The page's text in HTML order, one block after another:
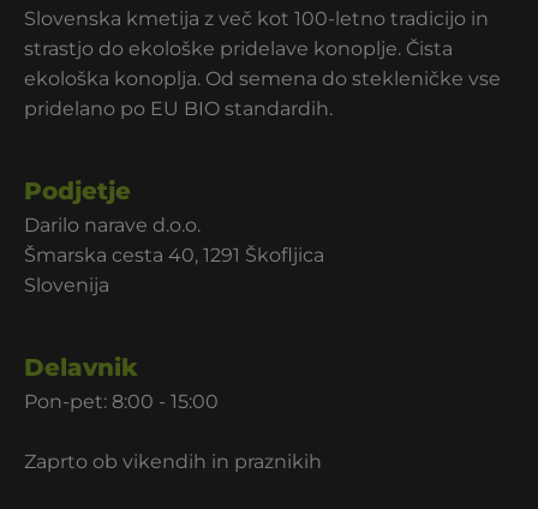
Slovenska kmetija z več kot 100-letno tradicijo in
strastjo do ekološke pridelave konoplje. Čista
ekološka konoplja. Od semena do stekleničke vse
pridelano po EU BIO standardih.
Podjetje
Darilo narave d.o.o.
Šmarska cesta 40, 1291 Škofljica
Slovenija
Delavnik
Pon-pet: 8:00 - 15:00
Zaprto ob vikendih in praznikih